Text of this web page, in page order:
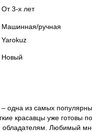
От 3-х лет
Машинная/ручная
Yarokuz
Новый
одна из самых
красавцы уже готовы
обладателям. Любимый